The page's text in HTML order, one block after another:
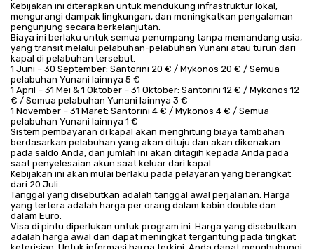
Kebijakan ini diterapkan untuk mendukung infrastruktur lokal,
mengurangi dampak lingkungan, dan meningkatkan pengalaman
pengunjung secara berkelanjutan.
Biaya ini berlaku untuk semua penumpang tanpa memandang usia,
yang transit melalui pelabuhan-pelabuhan Yunani atau turun dari
kapal di pelabuhan tersebut.
1 Juni – 30 September: Santorini 20 € / Mykonos 20 € / Semua
pelabuhan Yunani lainnya 5 €
1 April – 31 Mei & 1 Oktober – 31 Oktober: Santorini 12 € / Mykonos 12
€ / Semua pelabuhan Yunani lainnya 3 €
1 November – 31 Maret: Santorini 4 € / Mykonos 4 € / Semua
pelabuhan Yunani lainnya 1 €
Sistem pembayaran di kapal akan menghitung biaya tambahan
berdasarkan pelabuhan yang akan dituju dan akan dikenakan
pada saldo Anda, dan jumlah ini akan ditagih kepada Anda pada
saat penyelesaian akun saat keluar dari kapal.
Kebijakan ini akan mulai berlaku pada pelayaran yang berangkat
dari 20 Juli.
Tanggal yang disebutkan adalah tanggal awal perjalanan. Harga
yang tertera adalah harga per orang dalam kabin double dan
dalam Euro.
Visa di pintu diperlukan untuk program ini. Harga yang disebutkan
adalah harga awal dan dapat meningkat tergantung pada tingkat